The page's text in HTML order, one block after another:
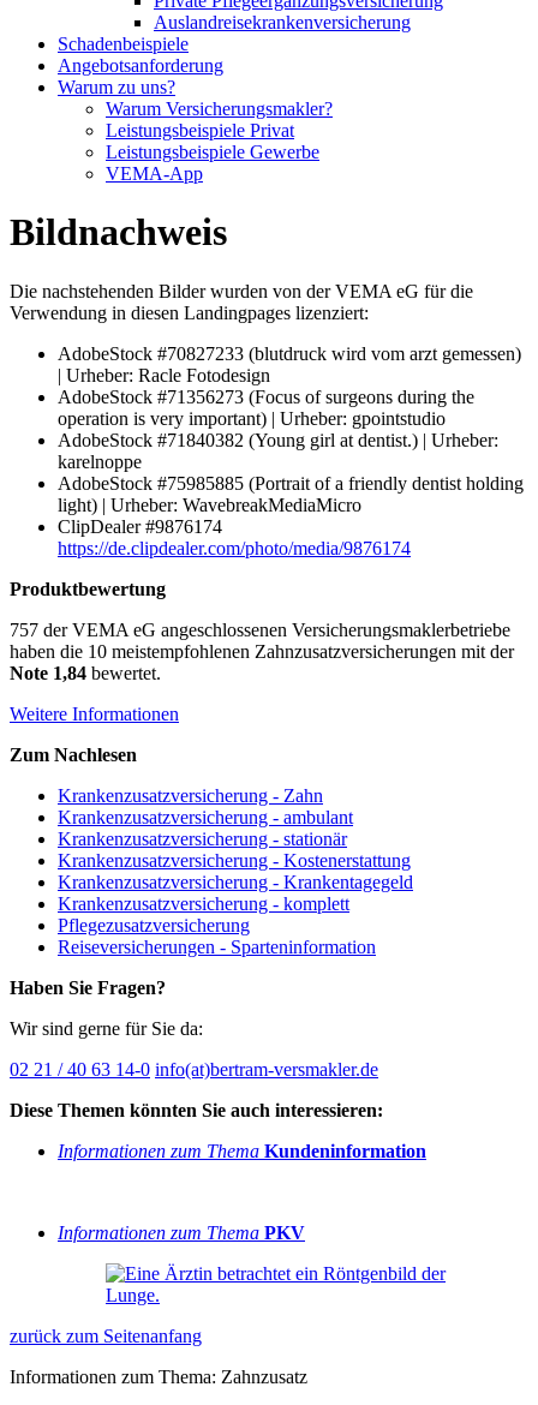
Auslandreisekrankenversicherung
Schadenbeispiele
Angebotsanforderung
Warum zu uns?
Warum Versicherungsmakler?
Leistungsbeispiele Privat
Leistungsbeispiele Gewerbe
VEMA-App
Bildnachweis
Die nachstehenden Bilder wurden von der VEMA eG für die
Verwendung in diesen Landingpages lizenziert:
AdobeStock #70827233 (blutdruck wird vom arzt gemessen)
| Urheber: Racle Fotodesign
AdobeStock #71356273 (Focus of surgeons during the
operation is very important) | Urheber: gpointstudio
AdobeStock #71840382 (Young girl at dentist.) | Urheber:
karelnoppe
AdobeStock #75985885 (Portrait of a friendly dentist holding
light) | Urheber: WavebreakMediaMicro
ClipDealer #9876174
https://de.clipdealer.com/photo/media/9876174
Produktbewertung
757 der VEMA eG angeschlossenen Versicherungsmaklerbetriebe
haben die 10 meistempfohlenen Zahnzusatzversicherungen mit der
Note 1,84 bewertet.
Weitere Informationen
Zum Nachlesen
Krankenzusatzversicherung - Zahn
Krankenzusatzversicherung - ambulant
Krankenzusatzversicherung - stationär
Krankenzusatzversicherung - Kostenerstattung
Krankenzusatzversicherung - Krankentagegeld
Krankenzusatzversicherung - komplett
Pflegezusatzversicherung
Reiseversicherungen - Sparteninformation
Haben Sie Fragen?
Wir sind gerne für Sie da:
02 21 / 40 63 14-0 info(at)bertram-versmakler.de
Diese Themen könnten Sie auch interessieren:
Informationen zum Thema Kundeninformation
Informationen zum Thema PKV
zurück zum Seitenanfang
Informationen zum Thema: Zahnzusatz